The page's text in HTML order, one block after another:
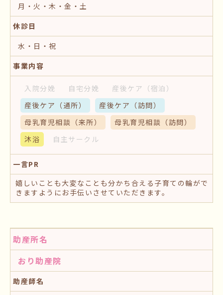
月・火・木・金・土
休診日
水・日・祝
事業内容
入院分娩 自宅分娩 産後ケア （宿泊）
産後ケア （通所） 産後ケア （訪問）
母乳育児相談 （来所） 母乳育児相談 （訪問）
沐浴
自主サークル
一言PR
嬉しいことも大変なことも分かち合える子育ての輪がで
きますようにお手伝いさせていただきます。
助産所名
おり助産院
助産師名